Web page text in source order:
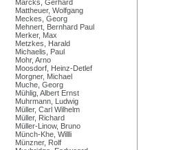
Marcks, Gerhard
Mattheuer, Wolfgang
Meckes, Georg
Mehnert, Bernhard Paul
Merker, Max
Metzkes, Harald
Michaelis, Paul
Mohr, Arno
Moosdorf, Heinz-Detlef
Morgner, Michael
Muche, Georg
Mühlig, Albert Ernst
Muhrmann, Ludwig
Müller, Carl Wilhelm
Müller, Richard
Müller-Linow, Bruno
Münch-Khe, Willli
Münzner, Rolf